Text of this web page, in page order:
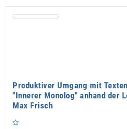
Produktiver Umgang mit
"Innerer Monolog" anhand der
Max Frisch